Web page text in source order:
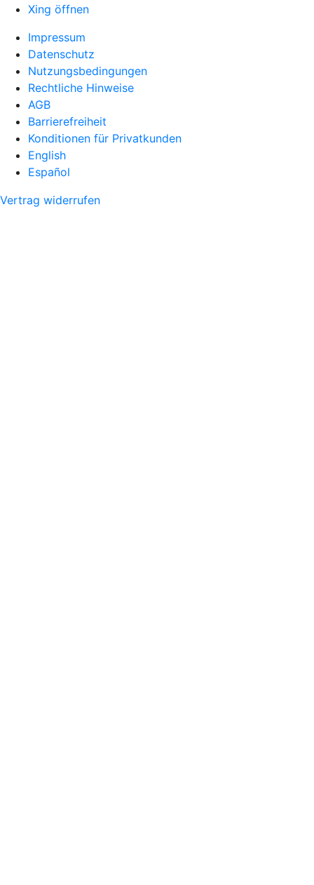
Xing öffnen
Impressum
Datenschutz
Nutzungsbedingungen
Rechtliche Hinweise
AGB
Barrierefreiheit
Konditionen für Privatkunden
English
Español
Vertrag widerrufen